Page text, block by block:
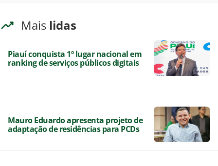
Mais lidas
Piauí conquista 1º lugar nacional em
ranking de serviços públicos digitais
Mauro Eduardo apresenta projeto de
adaptação de residências para PCDs